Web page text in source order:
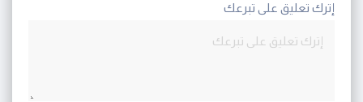
إترك تعليق على تبرعك